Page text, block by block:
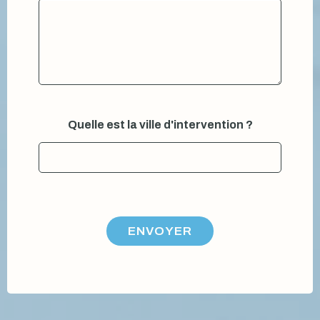
Quelle est la ville d'intervention ?
ENVOYER